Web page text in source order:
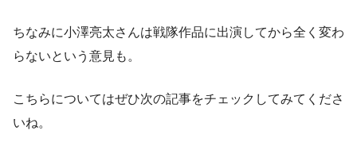
ちなみに小澤亮太さんは戦隊作品に出演してから全く変わ
らないという意見も。
こちらについてはぜひ次の記事をチェックしてみてくださ
いね。